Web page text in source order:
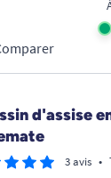
d'assise
3 avis •